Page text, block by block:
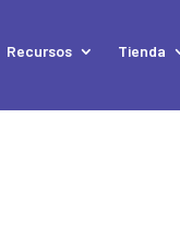
Recursos Tienda